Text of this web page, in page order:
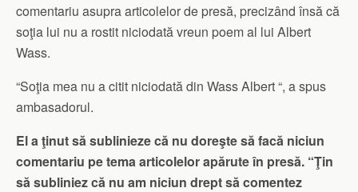
comentariu asupra articolelor de presă, precizând însă că
soţia lui nu a rostit niciodată vreun poem al lui Albert
Wass.
“Soţia mea nu a citit niciodată din Wass Albert “, a spus
ambasadorul.
El a ţinut să sublinieze că nu doreşte să facă niciun
comentariu pe tema articolelor apărute în presă. “Ţin
să subliniez că nu am niciun drept să comentez